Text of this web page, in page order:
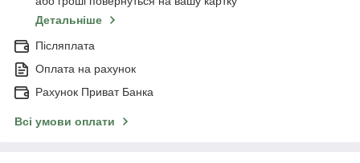
Детальніше
Післяплата
Оплата на рахунок
Рахунок Приват Банка
Всі умови оплати